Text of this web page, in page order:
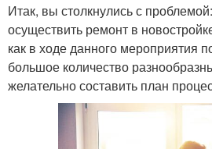
Итак, вы столкнулись с
осуществить ремонт в
как в ходе данного мероприятия
большое количество
желательно составить план